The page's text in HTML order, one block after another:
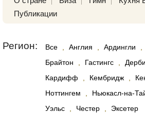
Публикации
Регион: Все Англия Ардингли
Брайтон
Гастингс Дерби
Кардифф
Кембридж
Ноттингем
Ньюкасл-на-
Уэльс
Честер Эксетер